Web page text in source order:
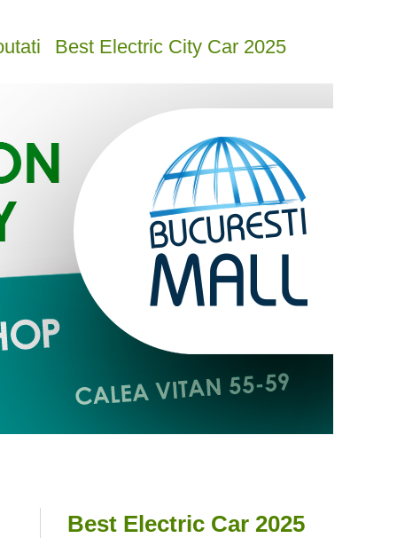
Best Electric City Car 2025
Best Electric Car 2025